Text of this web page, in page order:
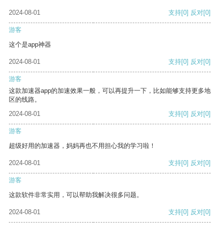
2024-08-01 支持[0] 反对[0]
游客
这个是app神器
2024-08-01 支持[0] 反对[0]
游客
这款加速器app的加速效果一般，可以再提升一下，比如能够支持更多地
区的线路。
2024-08-01
支持[0] 反对[0]
游客
超级好用的加速器，妈妈再也不用担心我的学习啦！
2024-08-01 支持[0] 反对[0]
游客
这款软件非常实用，可以帮助我解决很多问题。
2024-08-01 支持[0] 反对[0]